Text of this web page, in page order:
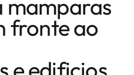
mamparas
fronte ao